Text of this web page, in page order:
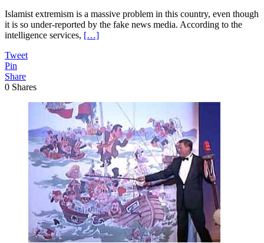
Islamist extremism is a massive problem in this country, even though
it is so under-reported by the fake news media. According to the
intelligence services, […]
Tweet
Pin
Share
0 Shares